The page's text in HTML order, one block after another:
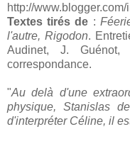
http://
Textes tirés de :
l'autre, Rigodon.
Audinet, J.
correspondance.
"Au delà d'une
physique, Stanislas
d'interpréter Céline, il